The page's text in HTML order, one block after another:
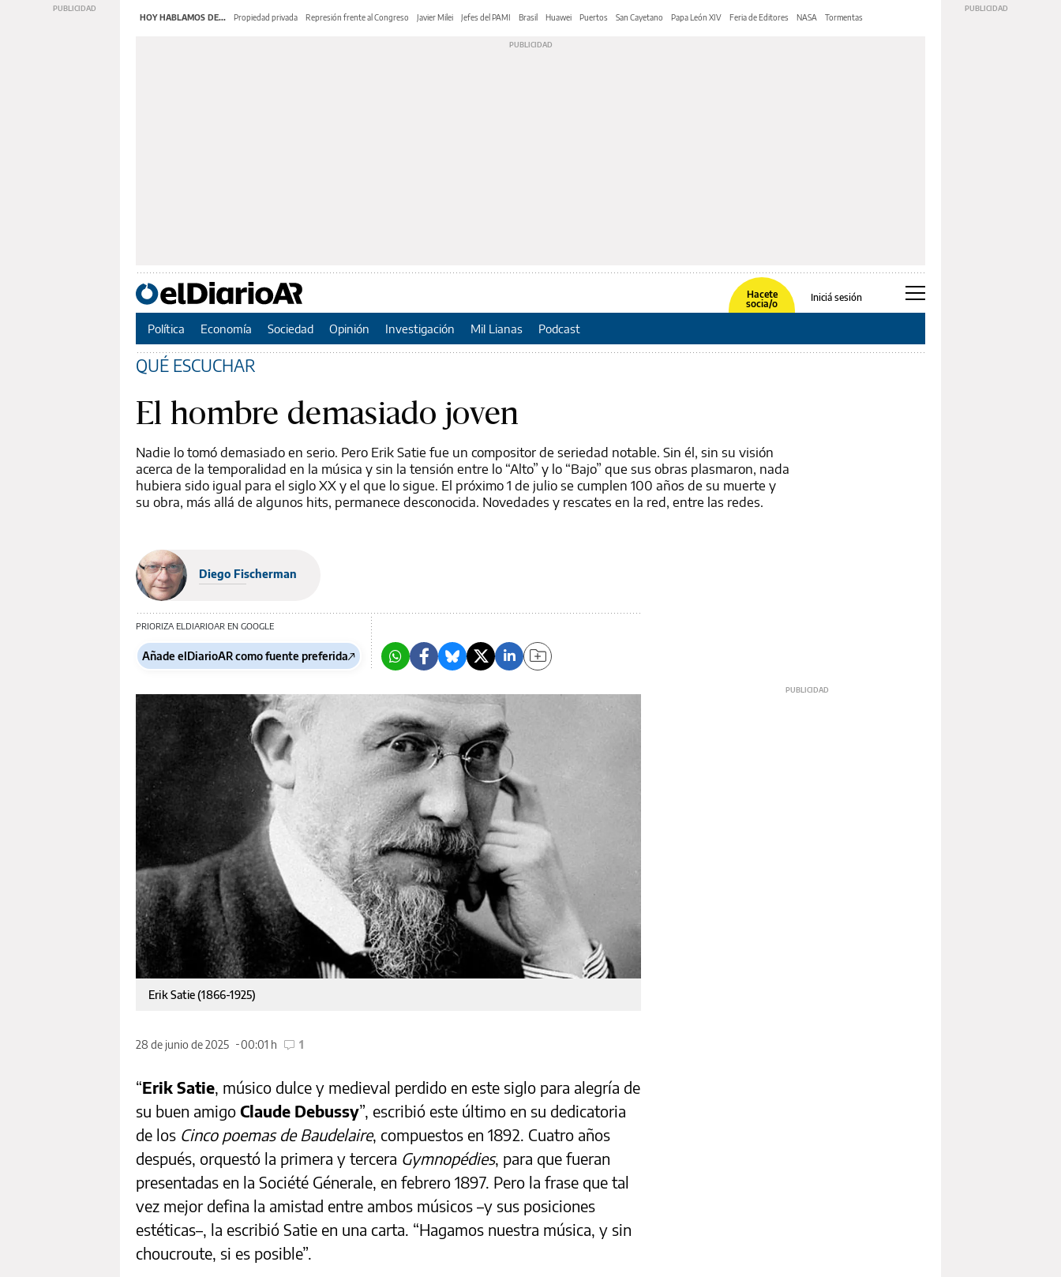
HOY HABLAMOS DE... Propiedad privada Represión frente al Congreso Javier Milei Jefes del PAMI Brasil Huawei Puertos San Cayetano Papa León XIV Feria de Editores NASA Tormentas
Hacete
socia/o
Iniciá sesión
Política Economía Sociedad Opinión Investigación Mil Lianas Podcast
QUÉ ESCUCHAR
El hombre demasiado joven
Nadie lo tomó demasiado en serio. Pero Erik Satie fue un compositor de seriedad notable. Sin él, sin su visión
acerca de la temporalidad en la música y sin la tensión entre lo “Alto” y lo “Bajo” que sus obras plasmaron, nada
hubiera sido igual para el siglo XX y el que lo sigue. El próximo 1 de julio se cumplen 100 años de su muerte y
su obra, más allá de algunos hits, permanece desconocida. Novedades y rescates en la red, entre las redes.
Diego Fischerman
PRIORIZA ELDIARIOAR EN GOOGLE
Añade elDiarioAR como fuente preferida
Erik Satie (1866-1925)
28 de junio de 2025 00:01 h 1
“Erik Satie, músico dulce y medieval perdido en este siglo para alegría de
su buen amigo Claude Debussy”, escribió este último en su dedicatoria
de los Cinco poemas de Baudelaire, compuestos en 1892. Cuatro años
después, orquestó la primera y tercera Gymnopédies, para que fueran
presentadas en la Société Génerale, en febrero 1897. Pero la frase que tal
vez mejor defina la amistad entre ambos músicos –y sus posiciones
estéticas–, la escribió Satie en una carta. “Hagamos nuestra música, y sin
choucroute, si es posible”.